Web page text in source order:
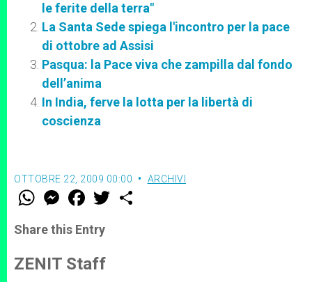
le ferite della terra"
La Santa Sede spiega l'incontro per la pace
di ottobre ad Assisi
Pasqua: la Pace viva che zampilla dal fondo
dell’anima
In India, ferve la lotta per la libertà di
coscienza
OTTOBRE 22, 2009 00:00 ARCHIVI
W
t
s
p
p
M
e
s
e
g
e
F
a
e
b
o
k
w
Share this Entry
ZENIT Staff